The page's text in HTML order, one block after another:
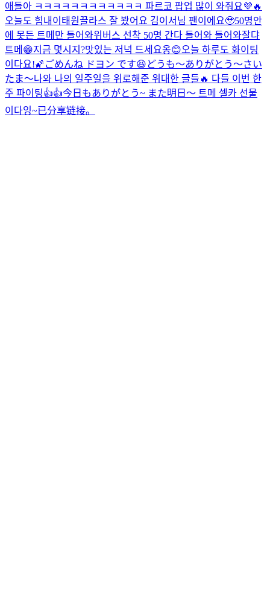
애들아 ㅋㅋㅋㅋㅋㅋㅋㅋㅋㅋㅋㅋ 파르코 팝업 많이 와줘요💜🔥
오늘도 힘내 이태원끌라스 잘 봤어요 김이서님 팬이에요🥹50명안
에 못든 트메만 들어와위버스 선착 50명 간다 들어와 들어와잘댜
트메😁지금 몇시지?맛있는 저녁 드세요옹😊오늘 하루도 화이팅
이다요!🌠ごめんね ドヨン です😆どうも〜ありがとう〜さい
たま〜나와 나의 일주일을 위로해준 위대한 글들🔥 다들 이번 한
주 파이팅👍👍今日もありがとう~ また明日〜 트메 셀카 선물
이다잉~已分享链接。